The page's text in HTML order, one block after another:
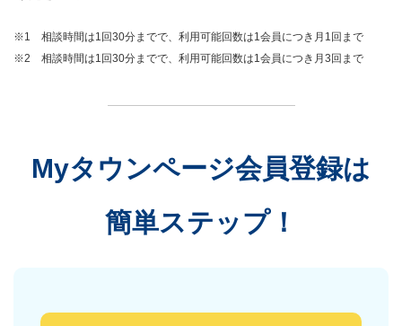
※1 相談時間は1回30分までで、利用可能回数は1会員につき月1回まで
※2 相談時間は1回30分までで、利用可能回数は1会員につき月3回まで
Myタウンページ会員登録は
簡単ステップ！